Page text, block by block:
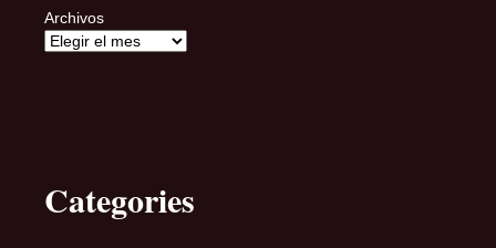
Archivos
Categories